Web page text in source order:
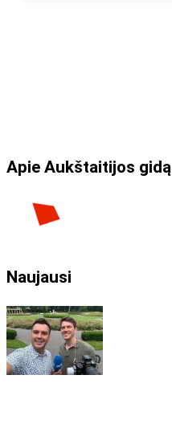
Apie Aukštaitijos gidą
Naujausi